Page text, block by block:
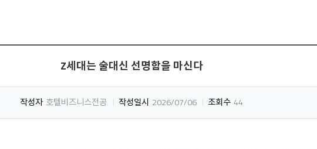
Z세대는 술대신 선명함을 마신다
작성자 호텔비즈니스전공 작성일시 2026/07/06 조회수 44